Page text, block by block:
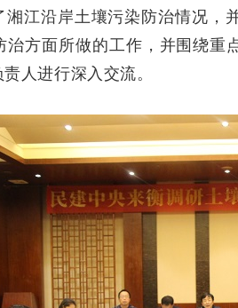
湘江沿岸土壤污染防治情况，
治方面所做的工作，并围绕
人进行深入交流。